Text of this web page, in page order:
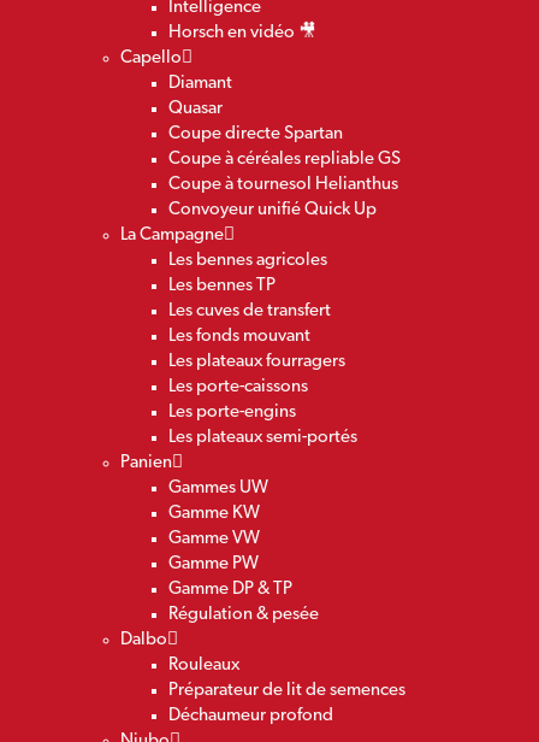
Intelligence
Horsch en vidéo 🎥
Capello
Diamant
Quasar
Coupe directe Spartan
Coupe à céréales repliable GS
Coupe à tournesol Helianthus
Convoyeur unifié Quick Up
La Campagne
Les bennes agricoles
Les bennes TP
Les cuves de transfert
Les fonds mouvant
Les plateaux fourragers
Les porte-caissons
Les porte-engins
Les plateaux semi-portés
Panien
Gammes UW
Gamme KW
Gamme VW
Gamme PW
Gamme DP & TP
Régulation & pesée
Dalbo
Rouleaux
Préparateur de lit de semences
Déchaumeur profond